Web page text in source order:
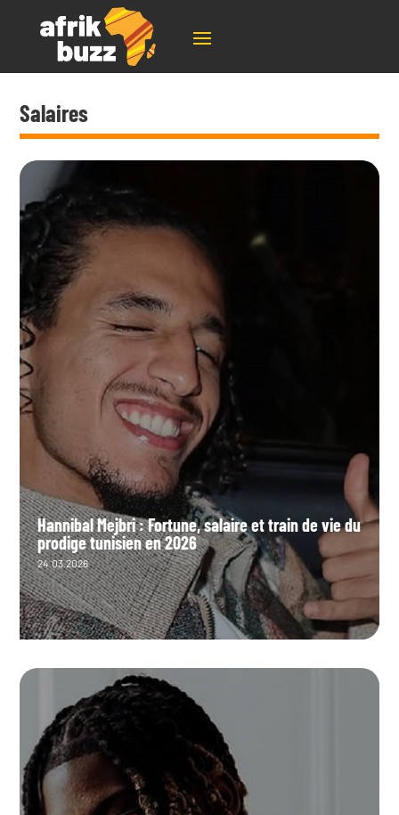
Salaires
Hannibal Mejbri : Fortune, salaire et train de vie du
prodige tunisien en 2026
24.03.2026